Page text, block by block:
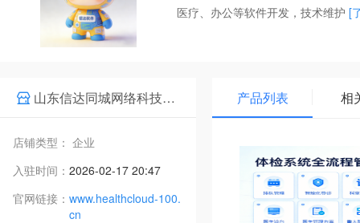
医疗、办公等软件开发，技术维护 [
山东信达同城网络科技有限公司
店铺类型： 企业
入驻时间： 2026-02-17 20:47
官网链接： www.healthcloud-100.
cn
产品列表 相